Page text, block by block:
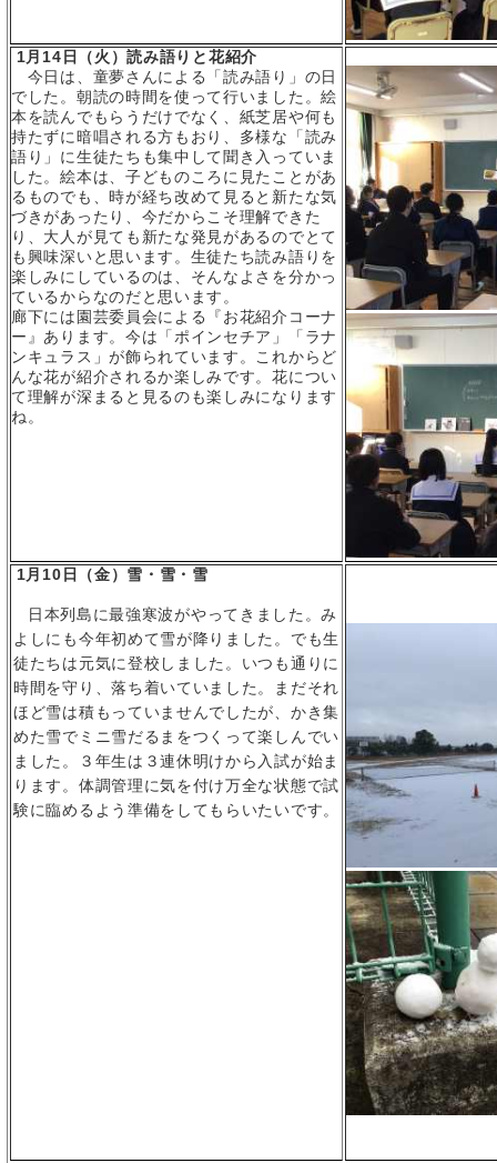
1月 14 日（火）読み語りと花紹介
今日は、童夢さんによる「読み語り」の日
でした。朝読の時間を使って行いました。絵
本を読んでもらうだけでなく、紙芝居や何も
持たずに暗唱される方もおり、多様な「読み
語り」に生徒たちも集中して聞き入っていま
した。絵本は、子どものころに見たことがあ
るものでも、時が経ち改めて見ると新たな気
づきがあったり、今だからこそ理解できた
り、大人が見ても新たな発見があるのでとて
も興味深いと思います。生徒たち読み語りを
楽しみにしているのは、そんなよさを分かっ
ているからなのだと思います。
廊下には園芸委員会による『お花紹介コーナ
ー』あります。今は「ポインセチア」「ラナ
ンキュラス」が飾られています。これからど
んな花が紹介されるか楽しみです。花につい
て理解が深まると見るのも楽しみになります
ね。
1月 10 日（金）雪・雪・雪
日本列島に最強寒波がやってきました。み
よしにも今年初めて雪が降りました。でも生
徒たちは元気に登校しました。いつも通りに
時間を守り、落ち着いていました。まだそれ
ほど雪は積もっていませんでしたが、かき集
めた雪でミニ雪だるまをつくって楽しんでい
ました。３年生は３連休明けから入試が始ま
ります。体調管理に気を付け万全な状態で試
験に臨めるよう準備をしてもらいたいです。